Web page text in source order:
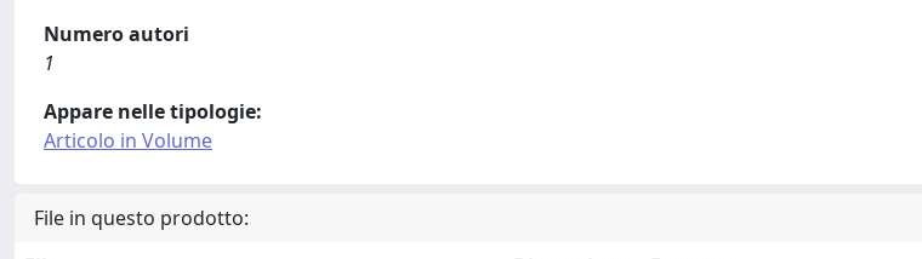
Numero autori
1
Appare nelle tipologie:
Articolo in Volume
File in questo prodotto: